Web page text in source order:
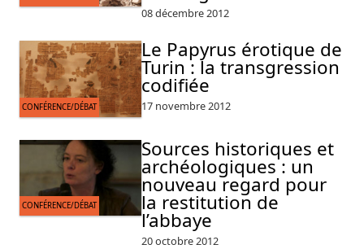
08 décembre 2012
CONFÉRENCE/DÉBAT
Le Papyrus érotique de
Turin : la transgression
codifiée
17 novembre 2012
CONFÉRENCE/DÉBAT
Sources historiques et
archéologiques : un
nouveau regard pour
la restitution de
l’abbaye
20 octobre 2012